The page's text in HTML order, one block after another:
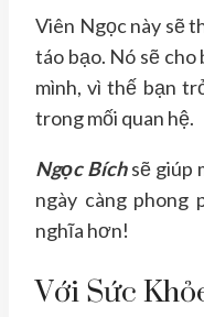
Viên Ngọc này sẽ
táo bạo. Nó sẽ
mình, vì thế bạn
trong mối quan hệ.
Ngọc Bíchsẽ giúp
ngày càng phong
nghĩa hơn!
Với Sức